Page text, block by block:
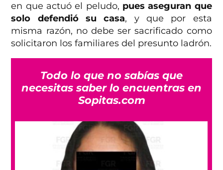
en que actuó el peludo, pues aseguran que
solo defendió su casa, y que por esta
misma razón, no debe ser sacrificado como
solicitaron los familiares del presunto ladrón.
Todo lo que no sabías que
necesitas saber lo encuentras en
Sopitas.com